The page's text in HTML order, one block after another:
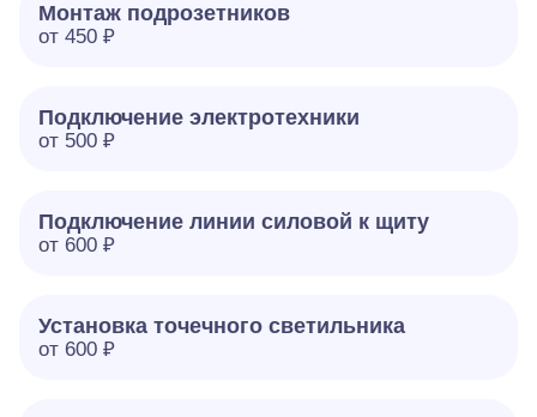
Монтаж подрозетников
от 450 ₽
Подключение электротехники
от 500 ₽
Подключение линии силовой к щиту
от 600 ₽
Установка точечного светильника
от 600 ₽